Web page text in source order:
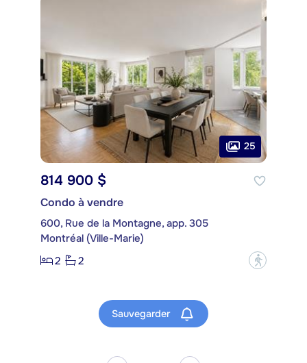
25
814 900 $
Condo à vendre
600, Rue de la Montagne, app. 305
Montréal (Ville-Marie)
2
2 ?
Sauvegarder